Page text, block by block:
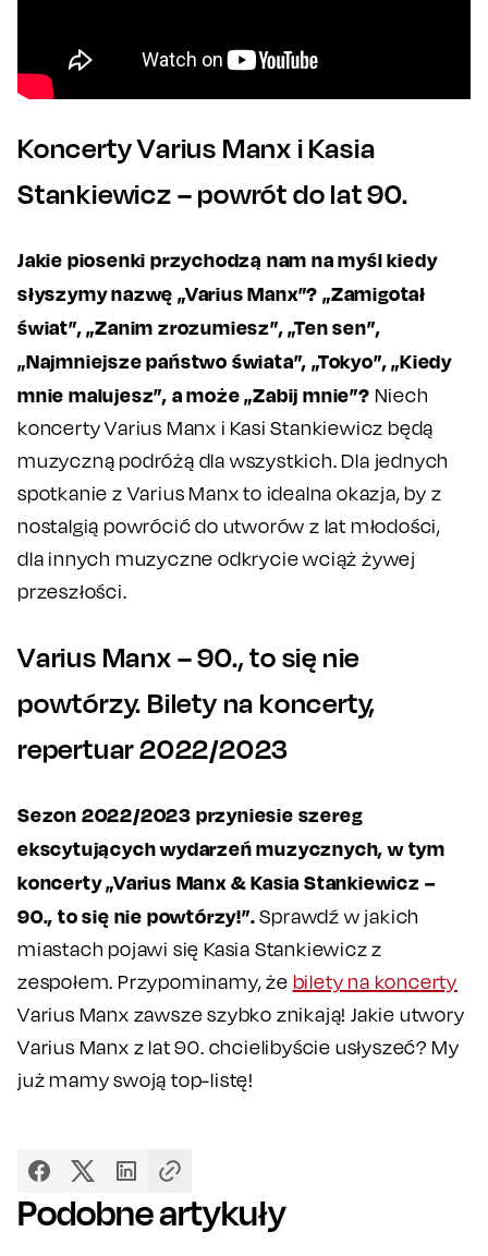
Koncerty Varius Manx i Kasia
Stankiewicz – powrót do lat 90.
Jakie piosenki przychodzą nam na myśl kiedy
słyszymy nazwę „Varius Manx”? „Zamigotał
świat”, „Zanim zrozumiesz”, „Ten sen”,
„Najmniejsze państwo świata”, „Tokyo”, „Kiedy
mnie malujesz”, a może „Zabij mnie”? Niech
koncerty Varius Manx i Kasi Stankiewicz będą
muzyczną podróżą dla wszystkich. Dla jednych
spotkanie z Varius Manx to idealna okazja, by z
nostalgią powrócić do utworów z lat młodości,
dla innych muzyczne odkrycie wciąż żywej
przeszłości.
Varius Manx – 90., to się nie
powtórzy. Bilety na koncerty,
repertuar 2022/2023
Sezon 2022/2023 przyniesie szereg
ekscytujących wydarzeń muzycznych, w tym
koncerty „Varius Manx & Kasia Stankiewicz –
90., to się nie powtórzy!”.Sprawdź w jakich
miastach pojawi się Kasia Stankiewicz z
zespołem. Przypominamy, że bilety na koncerty
Varius Manx zawsze szybko znikają! Jakie utwory
Varius Manx z lat 90. chcielibyście usłyszeć? My
już mamy swoją top-listę!
Podobne artykuły